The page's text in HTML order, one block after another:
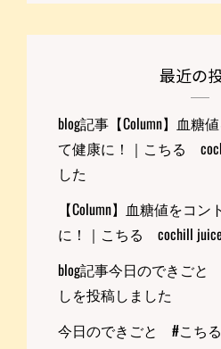
最近の
blog記事【Column】血糖
て健康に！｜こちる
した
【Column】血糖値をコ
に！｜こちる cochill juice
blog記事今日のできご
しを投稿しました
今日のできごと #こち